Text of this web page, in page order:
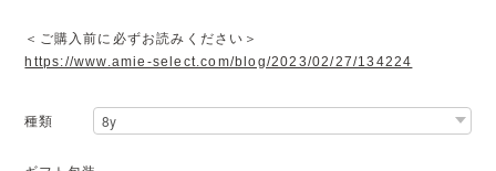
＜ご購入前に必ずお読みください＞
https://www.amie-select.com/blog/2023/02/27/134224
種類